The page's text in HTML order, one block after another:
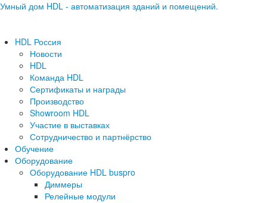
Умный дом HDL - автоматизация зданий и помещений.
HDL Россия
Новости
HDL
Команда HDL
Сертификаты и награды
Производство
Showroom HDL
Участие в выставках
Сотрудничество и партнёрство
Обучение
Оборудование
Оборудование HDL buspro
Диммеры
Релейные модули